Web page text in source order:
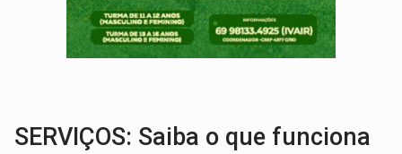
VARCENA:Cientistas descobrem nova espécie de rã em florestas
BARGANHA:Vai comprar celular usado? Veja como consultar o
SERVIÇOS: Saiba o que funciona